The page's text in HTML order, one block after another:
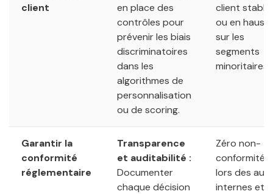
client
en place des
contrôles pour
prévenir les biais
discriminatoires
dans les
algorithmes de
personnalisation
ou de scoring.
client stable
ou en
sur les
segments
minoritaires.
Garantir la
conformité
réglementaire
Transparence
et auditabilité :
Documenter
chaque décision
Zéro non-
conformité
lors des
internes et